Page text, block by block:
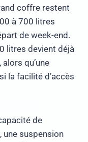
coffre restent
à 700 litres
de week-end.
litres devient déjà
qu’une
la facilité d’accès
de
, une suspension